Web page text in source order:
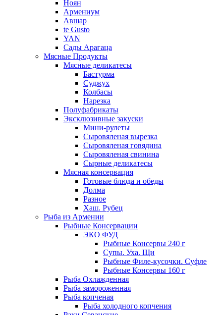
Ноян
Армениум
Авшар
te Gusto
YAN
Сады Арагаца
Мясные Продукты
Мясные деликатесы
Бастурма
Суджух
Колбасы
Нарезка
Полуфабрикаты
Эксклюзивные закуски
Мини-рулеты
Сыровяленая вырезка
Сыровяленая говядина
Сыровяленая свинина
Сырные деликатесы
Мясная консервация
Готовые блюда и обеды
Долма
Разное
Хаш. Рубец
Рыба из Армении
Рыбные Консервации
ЭКО ФУД
Рыбные Консервы 240 г
Супы. Уха. Щи
Рыбные Филе-кусочки. Суфле
Рыбные Консервы 160 г
Рыба Охлажденная
Рыба замороженная
Рыба копченая
Рыба холодного копчения